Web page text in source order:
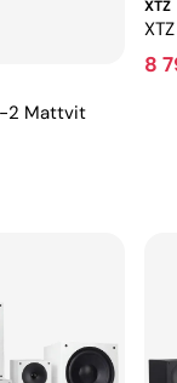
2 Mattvit
XTZ
8